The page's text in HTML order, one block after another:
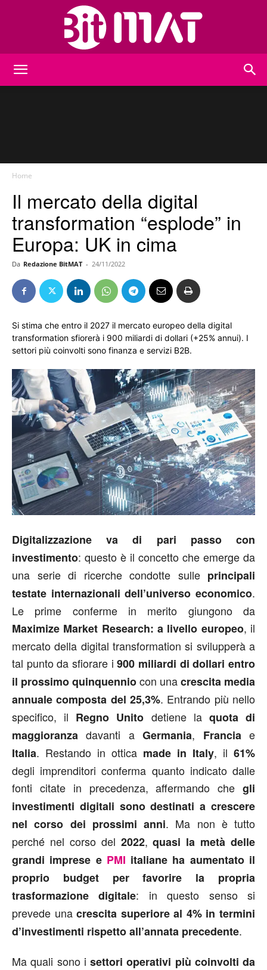
Home
Il mercato della digital
transformation “esplode” in
Europa: UK in cima
Da Redazione BitMAT - 24/11/2022
Si stima che entro il 2027 il mercato europeo della digital
transformation sfiorerà i 900 miliardi di dollari (+25% annui). I
settori più coinvolti sono finanza e servizi B2B.
Digitalizzazione va di pari passo con
investimento: questo è il concetto che emerge da
una serie di ricerche condotte sulle principali
testate internazionali dell’universo economico.
Le prime conferme in merito giungono da
Maximize Market Research: a livello europeo, il
mercato della digital transformation si svilupperà a
tal punto da sfiorare i900 miliardi di dollari entro
il prossimo quinquenniocon unacrescita media
annuale composta del 25,3%. Entrando più nello
specifico, il Regno Unito detiene la quota di
maggioranza davanti aGermania, Francia e
Italia. Restando in ottica made in Italy, il 61%
degli imprenditori conferma quanto indicato dalle
fonti citate in precedenza, affermando che gli
investimenti digitali sono destinati a crescere
nel corso dei prossimi anni. Ma non è tutto
perché nel corso del 2022,quasi la metà delle
grandi imprese e PMI italiane ha aumentato il
proprio budget per favorire la propria
trasformazione digitale: in questo senso si
prevede unacrescita superiore al 4% in termini
d’investimenti rispetto all’annata precedente.
Ma quali sono i settori operativi più coinvolti da